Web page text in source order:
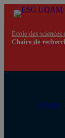
École des sciences
Chaire de
UQAM